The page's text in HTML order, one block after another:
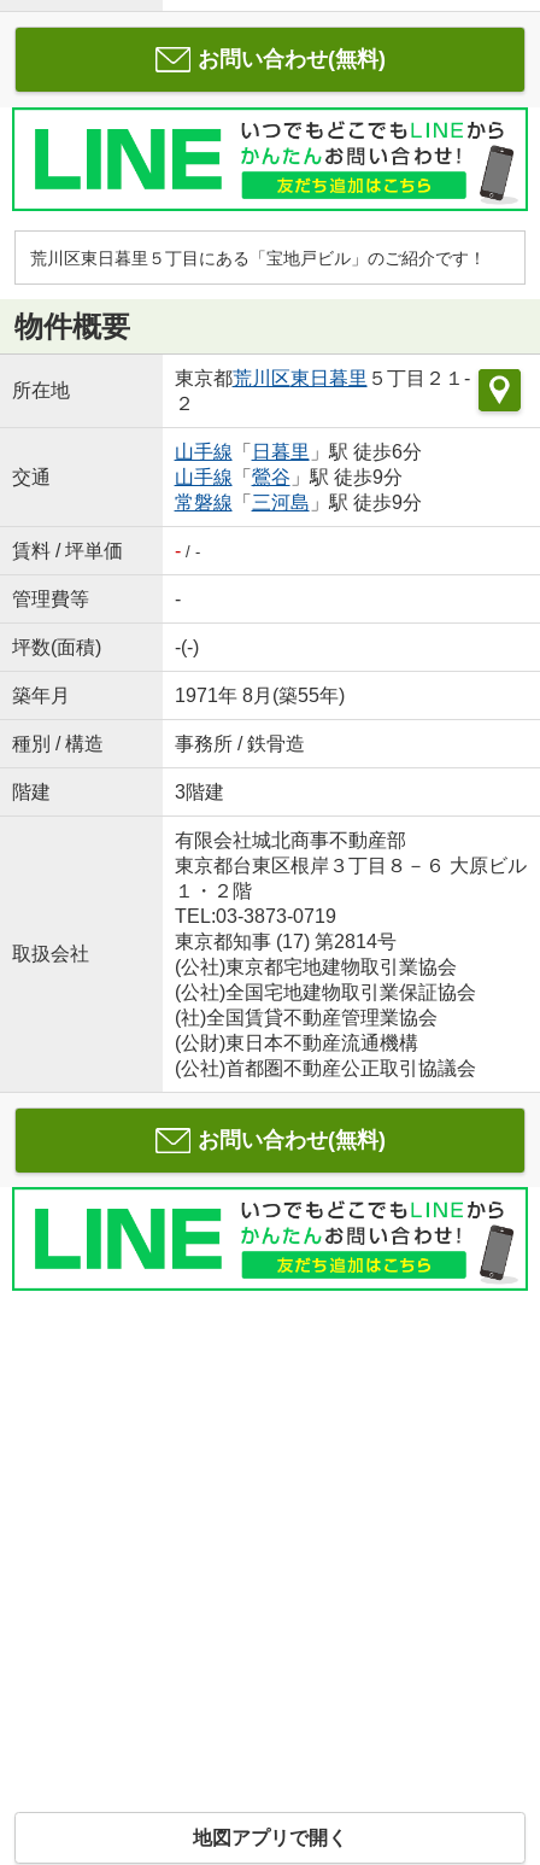
お問い合わせ(無料)
荒川区東日暮里５丁目にある「宝地戸ビル」のご紹介です！
物件概要
所在地
東京都荒川区東日暮里 ５丁目２１-
２
交通
山手線 「 日暮里 」駅 徒歩6分
山手線 「 鶯谷 」駅 徒歩9分
常磐線 「 三河島 」駅 徒歩9分
賃料 / 坪単価 -/ -
管理費等 -
坪数(面積) -(-)
築年月 1971年 8月(築55年)
種別 / 構造 事務所 / 鉄骨造
階建 3階建
取扱会社
有限会社城北商事不動産部
東京都台東区根岸３丁目８－６ 大原ビル
１・２階
TEL:03-3873-0719
東京都知事 (17) 第2814号
(公社)東京都宅地建物取引業協会
(公社)全国宅地建物取引業保証協会
(社)全国賃貸不動産管理業協会
(公財)東日本不動産流通機構
(公社)首都圏不動産公正取引協議会
お問い合わせ(無料)
地図アプリで開く